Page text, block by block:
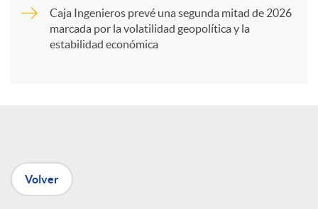
n
Caja Ingenieros prevé una segunda mitad de 2026
marcada por la volatilidad geopolítica y la
estabilidad económica
Volver